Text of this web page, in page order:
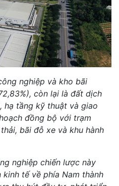
nghiệp và kho bãi
còn lại là đất dịch
hạ tầng kỹ thuật và giao
đồng bộ với trạm
bãi đỗ xe và khu hành
nghiệp chiến lược này
tế về phía Nam thành